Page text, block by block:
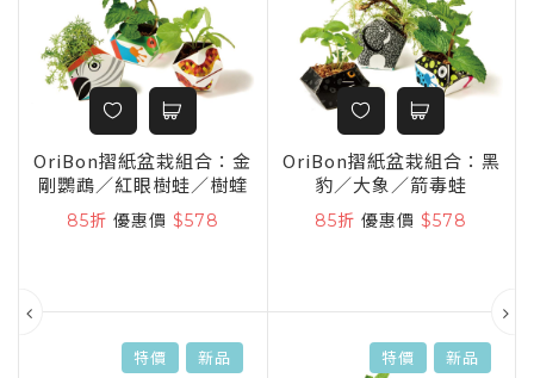
OriBon摺紙盆栽組合：金
剛鸚鵡／紅眼樹蛙／樹蝰
85折 優惠價 $578
特價 新品
OriBon摺紙盆栽組合：黑
豹／大象／箭毒蛙
85折優惠價$578
特價 新品